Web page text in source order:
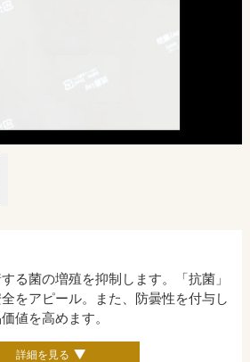
る菌の増殖を抑制します。「抗菌」
をアピール。また、防曇性を付与し
値を高めます。
詳細を見る